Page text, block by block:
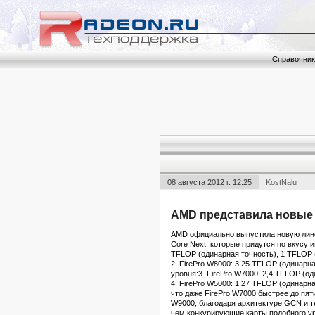
Справочник
08 августа 2012 г. 12:25 KostNalu
AMD представила
AMD официально выпустила новую
Core Next, которые придутся по вкусу
TFLOP (одинарная точность), 1
2. FirePro W8000: 3,25 TFLOP
уровня:3. FirePro W7000: 2,4 TFLOP
4. FirePro W5000: 1,27 TFLOP
что даже FirePro W7000 быстрее до
W9000, благодаря архитектуре GCN и
чем конкурирующие карты подобного